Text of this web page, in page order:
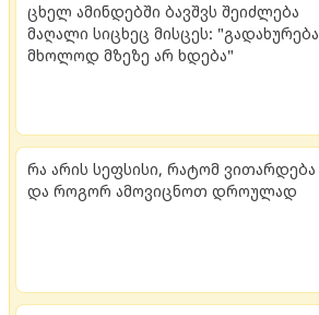
ცხელ ამინდებში ბავშვს შეიძლება
მაღალი სიცხეც მისცეს: "გადახურება
მხოლოდ მზეზე არ ხდება"
რა არის სეფსისი, რატომ ვითარდება
და როგორ ამოვიცნოთ დროულად